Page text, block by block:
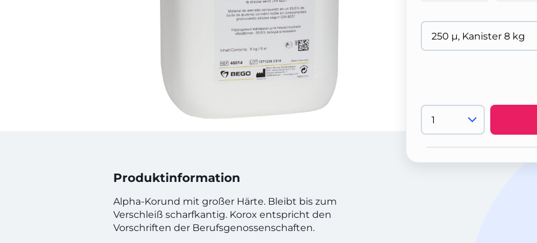
Produktinformation
Alpha-Korund mit großer Härte. Bleibt bis zum
Verschleiß scharfkantig. Korox entspricht den
Vorschriften der Berufsgenossenschaften.